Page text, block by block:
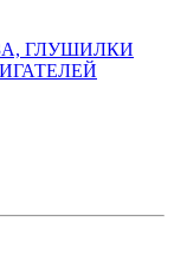
ГЛУШИЛКИ